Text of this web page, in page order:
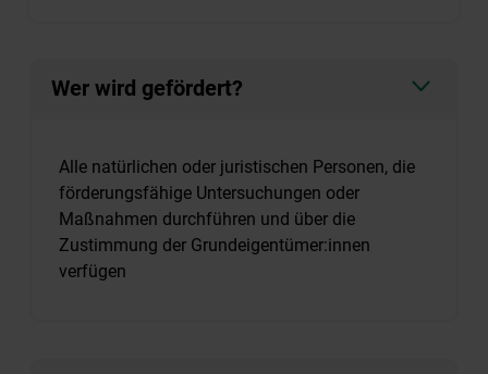
Wer wird gefördert?
Alle natürlichen oder juristischen Personen, die
förderungsfähige Untersuchungen oder
Maßnahmen durchführen und über die
Zustimmung der Grundeigentümer:innen
verfügen